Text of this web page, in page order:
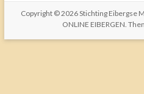
Copyright © 2026Stichting Eibergse
ONLINE EIBERGEN .